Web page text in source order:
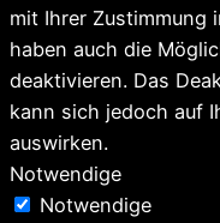
mit Ihrer Zustimmung
haben auch die
deaktivieren. Das
kann sich jedoch auf
auswirken.
Notwendige
Notwendige